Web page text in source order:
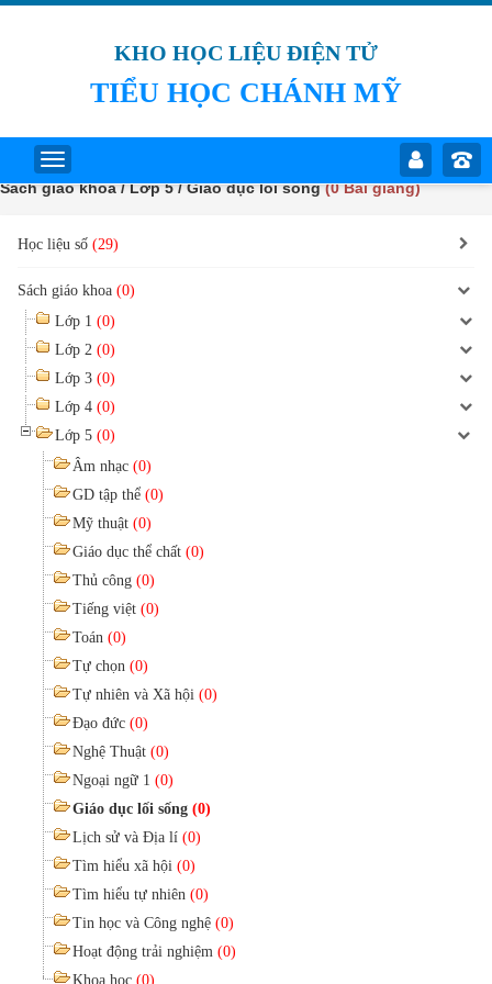
KHO HỌC LIỆU ĐIỆN TỬ
TIỂU HỌC CHÁNH MỸ
Sách giáo khoa / Lớp 5 / Giáo dục lối sống(0 Bài giảng)
Học liệu số (29)
Sách giáo khoa (0)
Lớp 1 (0)
Lớp 2 (0)
Lớp 3 (0)
Lớp 4 (0)
Lớp 5 (0)
Âm nhạc (0)
GD tập thể (0)
Mỹ thuật (0)
Giáo dục thể chất (0)
Thủ công (0)
Tiếng việt (0)
Toán (0)
Tự chọn (0)
Tự nhiên và Xã hội (0)
Đạo đức (0)
Nghệ Thuật (0)
Ngoại ngữ 1 (0)
Giáo dục lối sống (0)
Lịch sử và Địa lí (0)
Tìm hiểu xã hội (0)
Tìm hiểu tự nhiên (0)
Tin học và Công nghệ (0)
Hoạt động trải nghiệm (0)
Khoa học (0)